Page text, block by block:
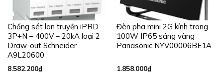
Chống sét lan truyền iPRD
3P+N – 400V – 20kA loại 2
Draw-out Schneider
A9L20600
8.582.200₫
Đèn pha mini 2G kính trong
100W IP65 sáng vàng
Panasonic NYV00006BE1A
1.858.000₫